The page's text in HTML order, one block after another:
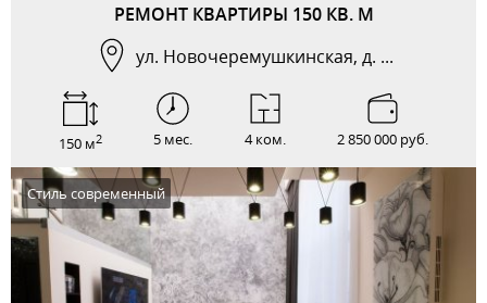
РЕМОНТ КВАРТИРЫ 150 КВ. М
ул. Новочеремушкинская, д. ...
150 м2 5 мес. 4 ком. 2 850 000 руб.
Стиль современный